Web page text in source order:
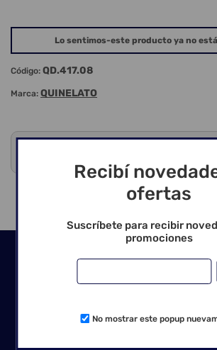
Lo sentimos-este producto ya no
Código: QD.417.08
Marca: QUINELATO
Recibí
ofertas
Suscríbete para recibir
promociones
No mostrar este popup